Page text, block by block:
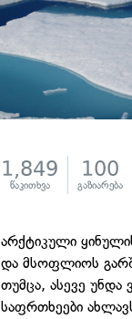
1,849
წაკითხვა
100
გაზიარება
არქტიკული
და მსოფლიოს
თუმცა, ასევე
საფრთხეები